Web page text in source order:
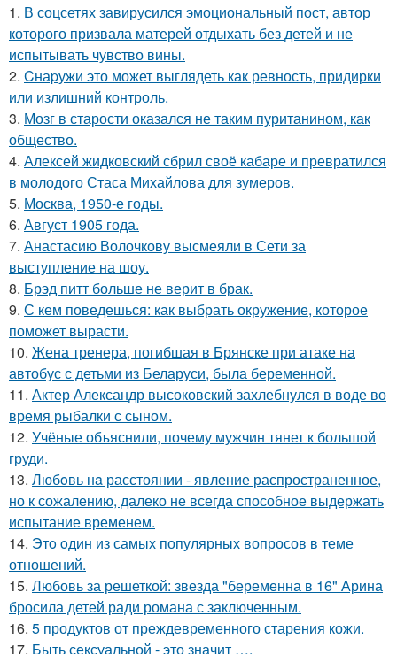
1. В соцсетях завирусился эмоциональный пост, автор
которого призвала матерей отдыхать без детей и не
испытывать чувство вины.
2. Cнаpужи это может выглядеть как ревность, придирки
или излишний контроль.
3. Мозг в старости оказался не таким пуританином, как
общество.
4. Алексей жидковский сбрил своё кабаре и превратился
в молодого Стаса Михайлова для зумеров.
5. Москва, 1950-е годы.
6. Август 1905 года.
7. Анастасию Волочкову высмеяли в Сети за
выступление на шоу.
8. Брэд питт больше не верит в брак.
9. С кем поведешься: как выбрать окружение, которое
поможет вырасти.
10. Жена тренера, погибшая в Брянске при атаке на
автобус с детьми из Беларуси, была беременной.
11. Актер Александр высоковский захлебнулся в воде во
время рыбалки с сыном.
12. Учёные объяснили, почему мужчин тянет к большой
груди.
13. Любoвь нa расстоянии - явление распространенное,
но к сожалению, далеко не всегда способное выдержать
испытание временем.
14. Этo oдин из самых популярных вопросов в теме
отношений.
15. Любовь за решеткой: звезда "беременна в 16" Арина
бросила детей ради романа с заключенным.
16. 5 продуктов от преждевременного старения кожи.
17. Быть сексуальной - это значит ….